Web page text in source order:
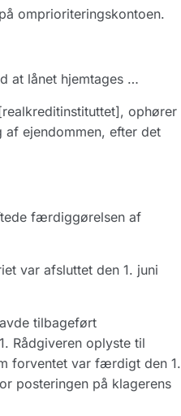
omprioriteringskontoen.
at lånet hjemtages …
ophører
ejendommen, efter det
færdiggørelsen af
var afsluttet den 1. juni
tilbageført
Rådgiveren oplyste til
forventet var færdigt den 1.
posteringen på klagerens